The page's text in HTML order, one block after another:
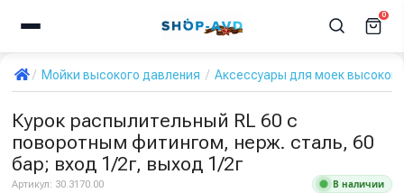
0
Мойки высокого давления Аксессуары для моек
Курок распылительный RL 60 с
поворотным фитингом, нерж. сталь, 60
бар; вход 1/2г, выход 1/2г
Артикул: 30.3170.00 В наличии